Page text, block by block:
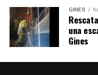
GINES
una
Gines